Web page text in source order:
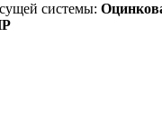
системы: